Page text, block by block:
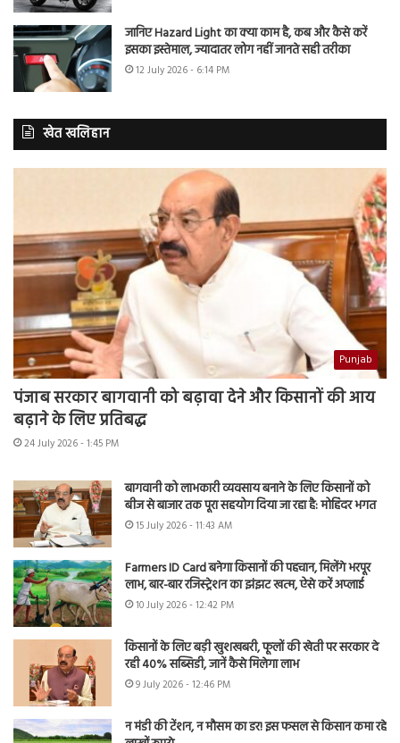
जानिए Hazard Light का क्या काम है, कब और कैसे करें
इसका इस्तेमाल, ज्यादातर लोग नहीं जानते सही तरीका
12 July 2026 - 6:14 PM
खेत खलिहान
Punjab
पंजाब सरकार बागवानी को बढ़ावा देने और किसानों की आय
बढ़ाने के लिए प्रतिबद्ध
24 July 2026 - 1:45 PM
बागवानी को लाभकारी व्यवसाय बनाने के लिए किसानों को
बीज से बाजार तक पूरा सहयोग दिया जा रहा है: मोहिंदर भगत
15 July 2026 - 11:43 AM
Farmers ID Card बनेगा किसानों की पहचान, मिलेंगे भरपूर
लाभ, बार-बार रजिस्ट्रेशन का झंझट खत्म, ऐसे करें अप्लाई
10 July 2026 - 12:42 PM
किसानों के लिए बड़ी खुशखबरी, फूलों की खेती पर सरकार दे
रही 40% सब्सिडी, जानें कैसे मिलेगा लाभ
9 July 2026 - 12:46 PM
न मंडी की टेंशन, न मौसम का डर! इस फसल से किसान कमा रहे